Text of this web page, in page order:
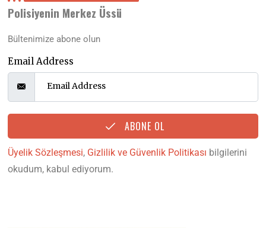
Polisiyenin Merkez Üssü
Bültenimize abone olun
Email Address
ABONE OL
Üyelik Sözleşmesi, Gizlilik ve Güvenlik Politikası bilgilerini
okudum, kabul ediyorum.